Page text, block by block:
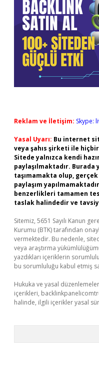
Reklam ve İletişim: Skype:
Yasal Uyarı: Bu internet
veya şahıs şirketi ile
Sitede yalnızca kendi
paylaşılmaktadır.
taşımamakta olup,
paylaşım
benzerlikleri tamamen
taslak halindedir ve
Sitemiz, 5651 Sayılı Kanun
Kurumu (BTK) tarafından
vermektedir. Bu nedenle,
veya araştırma
yazdıkları içeriklerin
bu sorumluluğu kabul etmiş
Hukuka ve yasal
içerikleri,
halinde, ilgili içerikler yasal